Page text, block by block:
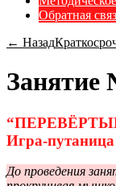
Обратная
← Назад
Занятие
Игра-путаница
До проведения